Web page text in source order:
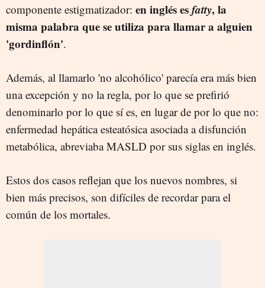
componente estigmatizador: en inglés esfatty, la
misma palabra que se utiliza para llamar a alguien
'gordinflón'.
Además, al llamarlo 'no alcohólico' parecía era más bien
una excepción y no la regla, por lo que se prefirió
denominarlo por lo que sí es, en lugar de por lo que no:
enfermedad hepática esteatósica asociada a disfunción
metabólica, abreviaba MASLD por sus siglas en inglés.
Estos dos casos reflejan que los nuevos nombres, si
bien más precisos, son difíciles de recordar para el
común de los mortales.